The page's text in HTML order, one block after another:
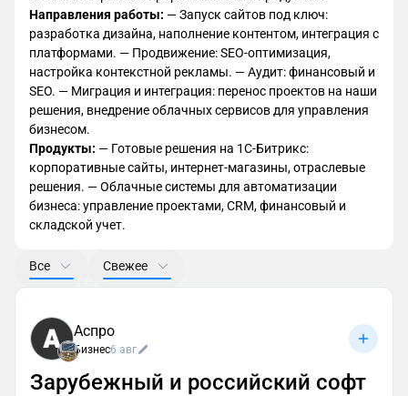
Направления работы: — Запуск сайтов под ключ:
разработка дизайна, наполнение контентом, интеграция с
платформами. — Продвижение: SEO-оптимизация,
настройка контекстной рекламы. — Аудит: финансовый и
SEO. — Миграция и интеграция: перенос проектов на наши
решения, внедрение облачных сервисов для управления
бизнесом.
Продукты: — Готовые решения на 1С-Битрикс:
корпоративные сайты, интернет-магазины, отраслевые
решения. — Облачные системы для автоматизации
бизнеса: управление проектами, CRM, финансовый и
складской учет.
Все Свежее
Аспро
Бизнес6 авг
Зарубежный и российский софт